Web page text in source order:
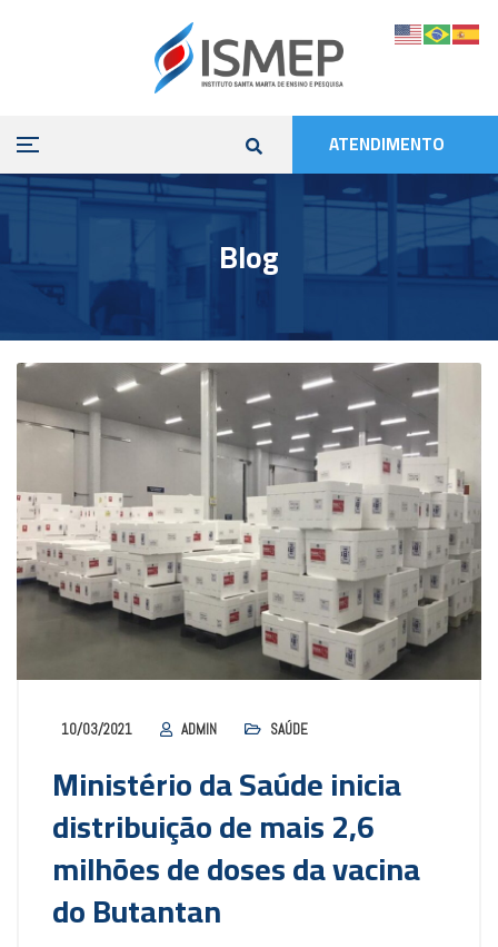
ATENDIMENTO
Blog
10/03/2021 ADMIN SAÚDE
Ministério da Saúde inicia
distribuição de mais 2,6
milhões de doses da vacina
do Butantan